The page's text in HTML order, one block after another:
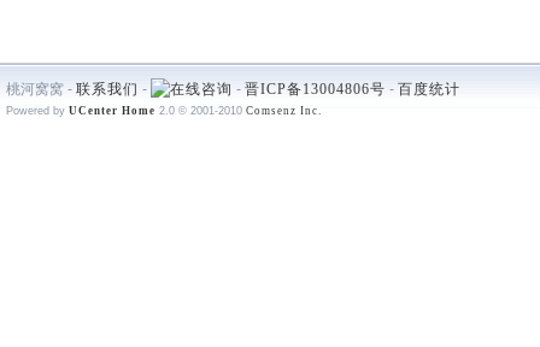
桃河窝窝 - 联系我们 - - 晋ICP备13004806号 - 百度统计
Powered by UCenter Home 2.0 © 2001-2010 Comsenz Inc.